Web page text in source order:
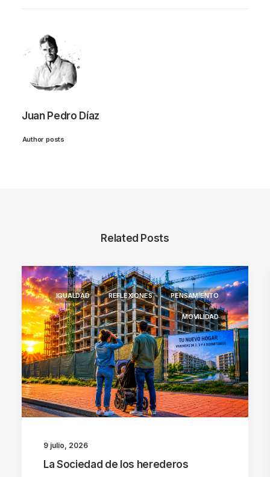
Juan Pedro Díaz
Author posts
Related Posts
IGUALDAD REFLEXIONES PENSAMIENTO
MOVILIDAD
9 julio, 2026
La Sociedad de los herederos